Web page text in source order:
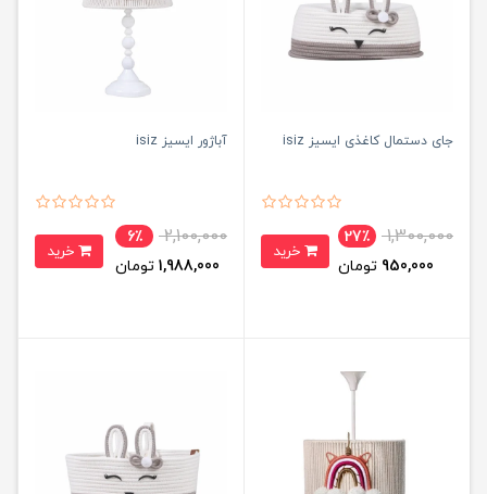
جای دستمال کاغذی ایسیز isiz
1,300,000
27٪
950,000 تومان
آباژور ایسیز isiz
2,100,000
6٪
1,988,000 تومان